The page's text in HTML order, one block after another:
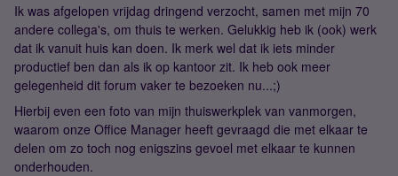
Ik was afgelopen vrijdag dringend verzocht, samen met mijn 70
andere collega's, om thuis te werken. Gelukkig heb ik (ook) werk
dat ik vanuit huis kan doen. Ik merk wel dat ik iets minder
productief ben dan als ik op kantoor zit. Ik heb ook meer
gelegenheid dit forum vaker te bezoeken nu...;)
Hierbij even een foto van mijn thuiswerkplek van vanmorgen,
waarom onze Office Manager heeft gevraagd die met elkaar te
delen om zo toch nog enigszins gevoel met elkaar te kunnen
onderhouden.